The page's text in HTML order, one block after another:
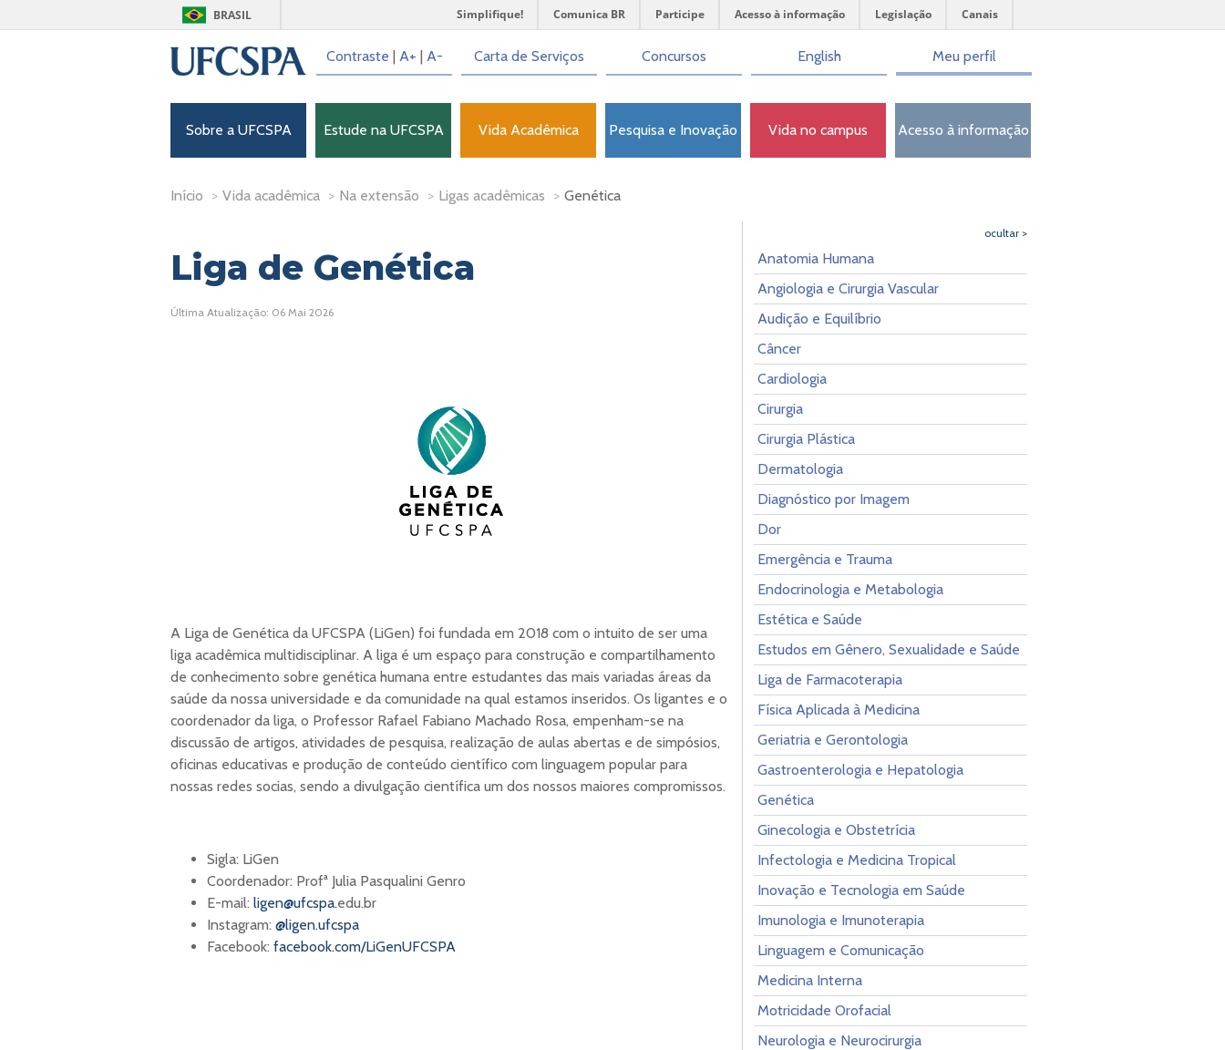
BRASIL Simplifique! Comunica BR Participe Acesso à informação Legislação Canais
Contraste | A+ | A- Carta de Serviços Concursos English Meu perfil
Sobre a UFCSPA Estude na UFCSPA Vida Acadêmica Pesquisa e Inovação Vida no campus Acesso à informação
Início > Vida acadêmica > Na extensão > Ligas acadêmicas > Genética
Liga de Genética
Última Atualização: 06 Mai 2026
A Liga de Genética da UFCSPA (LiGen) foi fundada em 2018 com o intuito de ser uma
liga acadêmica multidisciplinar. A liga é um espaço para construção e compartilhamento
de conhecimento sobre genética humana entre estudantes das mais variadas áreas da
saúde da nossa universidade e da comunidade na qual estamos inseridos. Os ligantes e o
coordenador da liga, o Professor Rafael Fabiano Machado Rosa, empenham-se na
discussão de artigos, atividades de pesquisa, realização de aulas abertas e de simpósios,
oficinas educativas e produção de conteúdo científico com linguagem popular para
nossas redes socias, sendo a divulgação científica um dos nossos maiores compromissos.
Sigla: LiGen
Coordenador: Profª Julia Pasqualini Genro
E-mail: ligen@ufcspa.edu.br
Instagram: @ligen.ufcspa
Facebook: facebook.com/LiGenUFCSPA
ocultar >
Anatomia Humana
Angiologia e Cirurgia Vascular
Audição e Equilíbrio
Câncer
Cardiologia
Cirurgia
Cirurgia Plástica
Dermatologia
Diagnóstico por Imagem
Dor
Emergência e Trauma
Endocrinologia e Metabologia
Estética e Saúde
Estudos em Gênero, Sexualidade e Saúde
Liga de Farmacoterapia
Física Aplicada à Medicina
Geriatria e Gerontologia
Gastroenterologia e Hepatologia
Genética
Ginecologia e Obstetrícia
Infectologia e Medicina Tropical
Inovação e Tecnologia em Saúde
Imunologia e Imunoterapia
Linguagem e Comunicação
Medicina Interna
Motricidade Orofacial
Neurologia e Neurocirurgia